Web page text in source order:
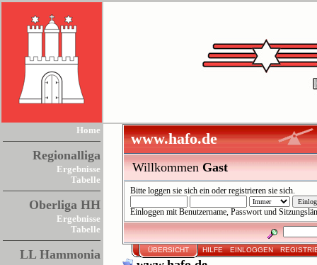
Home
Regionalliga
Ergebnisse
Tabelle
Oberliga HH
Ergebnisse
Tabelle
LL Hammonia
www.hafo.de
WillkommenGast
Bitteloggen sie sich ein oderregistrieren sie sich.
Einloggen mit Benutzername, Passwort und
ÜBERSICHT HILFE EINLOGGEN